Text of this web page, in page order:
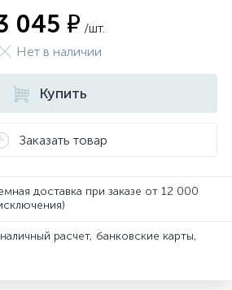
045 ₽ /шт.
Нет в наличии
Купить
Заказать товар
доставка при заказе от 12 000
расчет, банковские карты,